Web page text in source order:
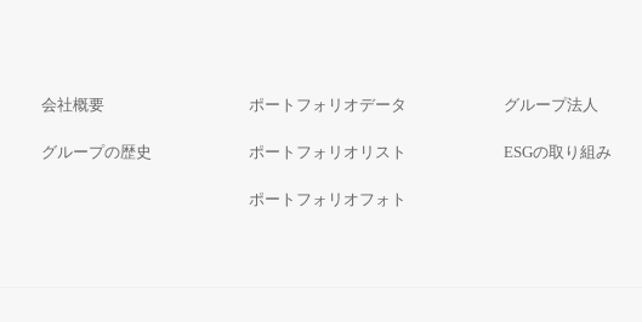
会社概要
グループの歴史
ポートフォリオデータ
ポートフォリオリスト
ポートフォリオフォト
グループ法人
ESGの取り組み